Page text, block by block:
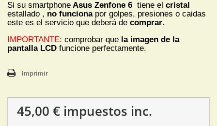
Si su smartphone Asus Zenfone 6 tiene el cristal
estallado , no funcionapor golpes, presiones o caidas
este es el servicio que deberá de comprar.
IMPORTANTE: comprobar que la imagen de la
pantalla LCD funcione perfectamente.
Imprimir
45,00 € impuestos inc.